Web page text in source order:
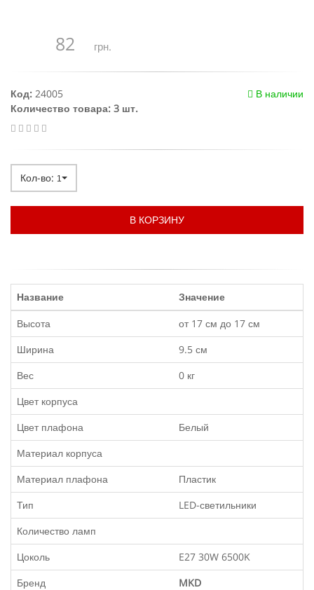
82 грн.
В наличии
Код: 24005
Количество товара: 3 шт.
Кол-во: 1
В КОРЗИНУ
Название
Значение
Высота
от 17 см до 17 см
Ширина
9.5 см
Вес
0 кг
Цвет корпуса
Цвет плафона
Белый
Материал корпуса
Материал плафона
Пластик
Тип
LED-светильники
Количество ламп
Цоколь
E27 30W 6500K
Бренд
MKD